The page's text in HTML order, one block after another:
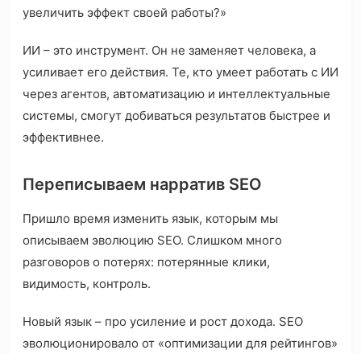
увеличить эффект своей работы?»
ИИ – это инструмент. Он не заменяет человека, а
усиливает его действия. Те, кто умеет работать с ИИ
через агентов, автоматизацию и интеллектуальные
системы, смогут добиваться результатов быстрее и
эффективнее.
Переписываем нарратив SEO
Пришло время изменить язык, которым мы
описываем эволюцию SEO. Слишком много
разговоров о потерях: потерянные клики,
видимость, контроль.
Новый язык – про усиление и рост дохода. SEO
эволюционировало от «оптимизации для рейтингов»